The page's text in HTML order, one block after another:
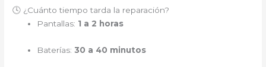
🕓 ¿Cuánto tiempo tarda la reparación?
Pantallas: 1 a 2 horas
Baterías:30 a 40 minutos